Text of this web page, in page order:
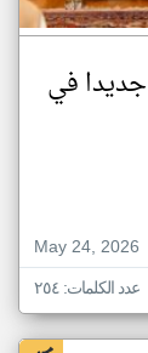
في
May 24, 2026
عدد الكلمات: ٢٥٤